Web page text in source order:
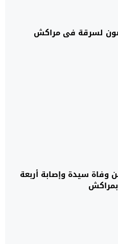
لسرقة في مراكش
وفاة سيدة وإصابة أربعة